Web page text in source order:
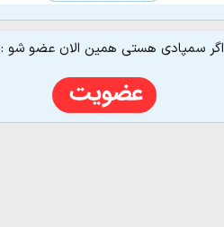
اگر سمپادی هستی همین الان عضو شو :